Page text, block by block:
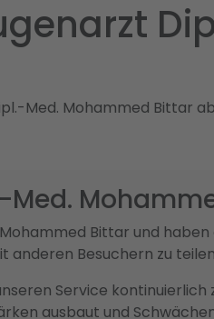
Med. Mohammed Bittar
Med.
Bittar und
anderen Besuchern zu
Service
ausbaut und